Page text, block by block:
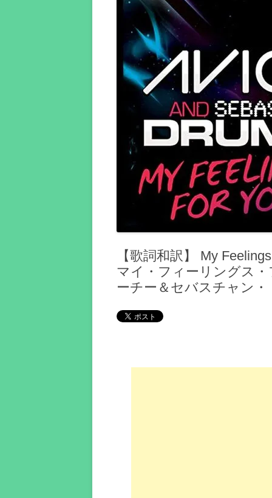
【歌詞和訳】 My
マイ・フィーリングス
ーチー＆セバスチャン